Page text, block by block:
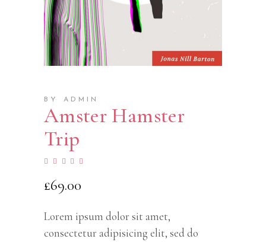
BY ADMIN
Amster Hamster
Trip
of 5
based
on
rating
£69.00
Lorem ipsum dolor sit amet,
consectetur adipisicing elit, sed do